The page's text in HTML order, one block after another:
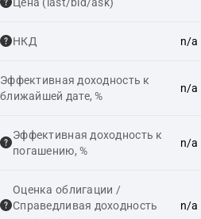
НКД n/a
Эффективная доходность к
ближайшей дате, %
n/a
Эффективная доходность к
погашению, %
n/a
Оценка облигации /
Справедливая доходность
n/a